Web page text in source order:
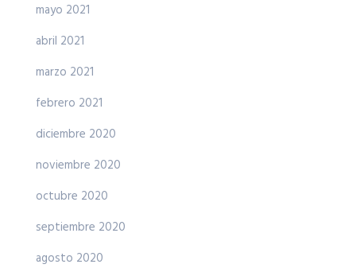
mayo 2021
abril 2021
marzo 2021
febrero 2021
diciembre 2020
noviembre 2020
octubre 2020
septiembre 2020
agosto 2020